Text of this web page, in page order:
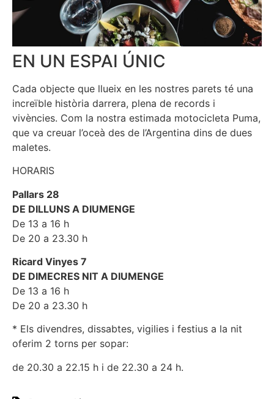
EN UN ESPAI ÚNIC
Cada objecte que llueix en les nostres parets té una
increïble història darrera, plena de records i
vivències. Com la nostra estimada motocicleta Puma,
que va creuar l’oceà des de l’Argentina dins de dues
maletes.
HORARIS
Pallars 28
DE DILLUNS A DIUMENGE
De 13 a 16 h
De 20 a 23.30 h
Ricard Vinyes 7
DE DIMECRES NIT A DIUMENGE
De 13 a 16 h
De 20 a 23.30 h
* Els divendres, dissabtes, vigilies i festius a la nit
oferim 2 torns per sopar:
de 20.30 a 22.15 h i de 22.30 a 24 h.